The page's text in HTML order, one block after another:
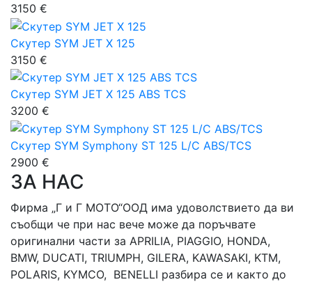
3150 €
Скутер SYM JET X 125
3150 €
Скутер SYM JET X 125 ABS TCS
3200 €
Скутер SYM Symphony ST 125 L/C ABS/TCS
2900 €
ЗА НАС
Фирма „Г и Г МОТО“ООД има удоволствието да ви
съобщи че при нас вече може да поръчвате
оригинални части за APRILIA, PIAGGIO, HONDA,
BMW, DUCATI, TRIUMPH, GILERA, KAWASAKI, KTM,
POLARIS, KYMCO, BENELLI разбира се и както до